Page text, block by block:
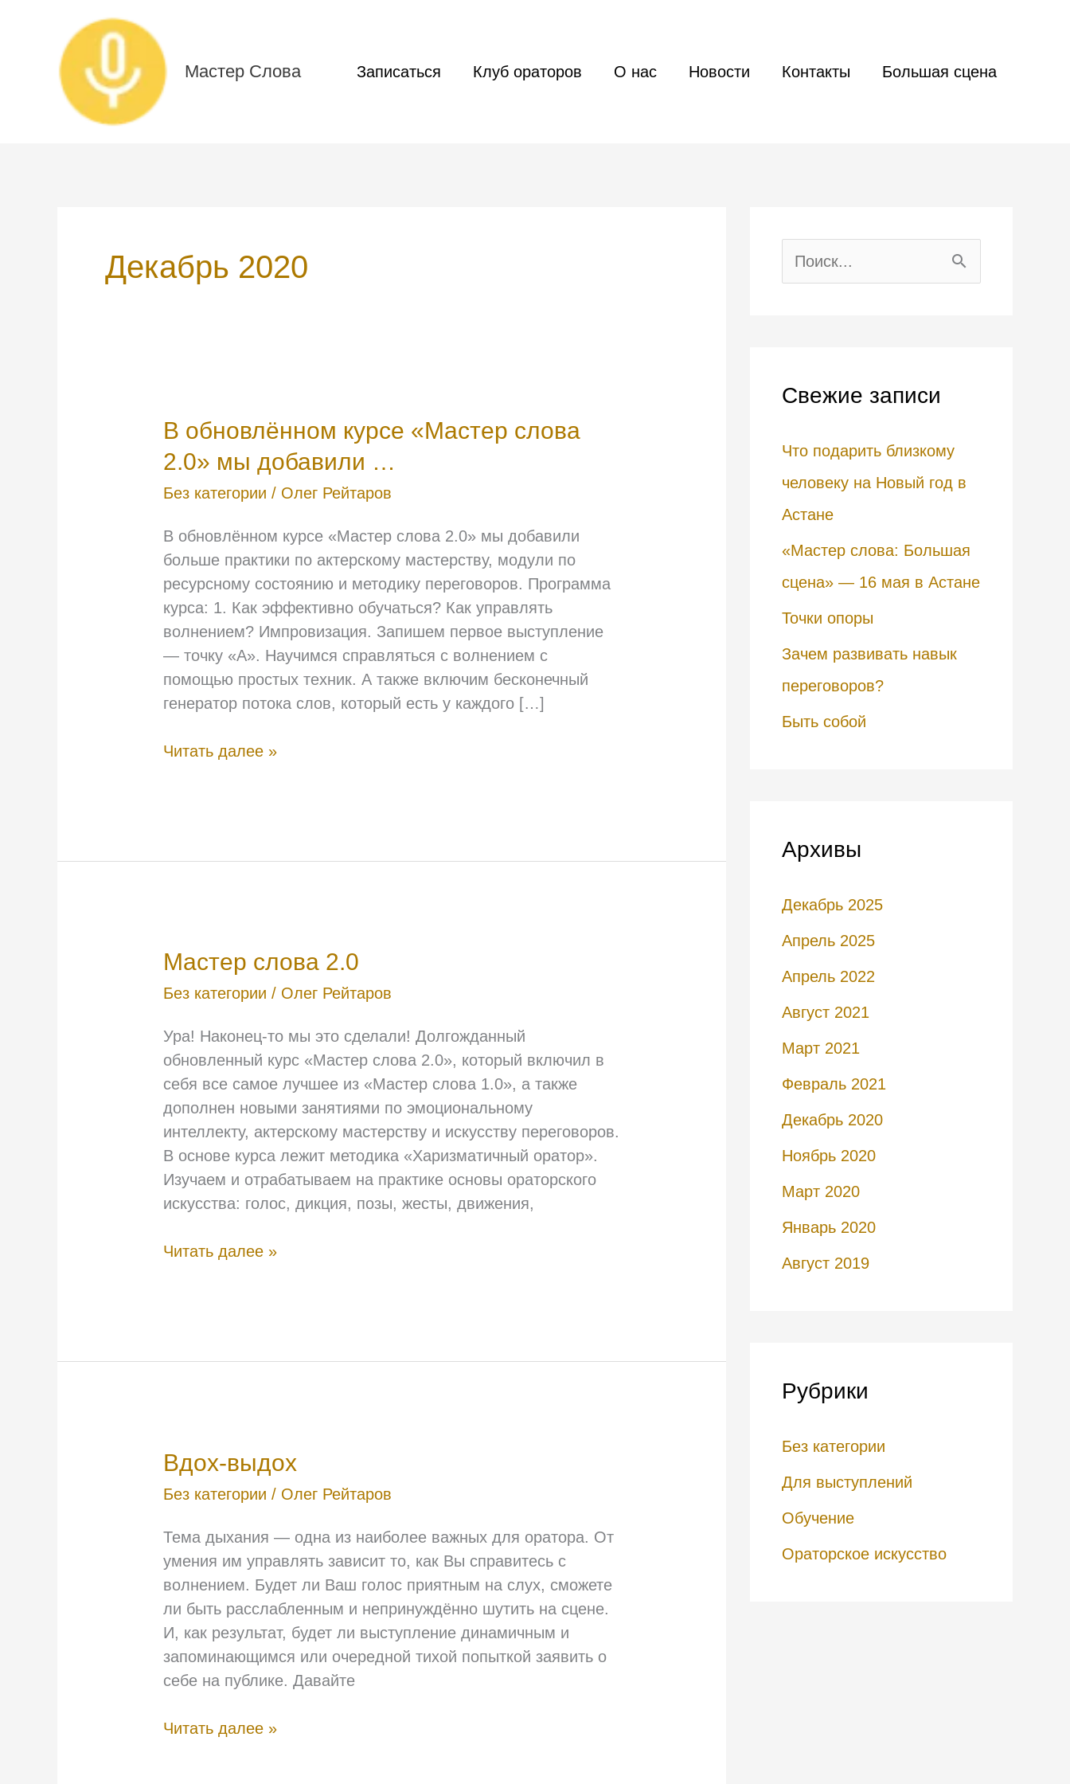
содержимому
Мастер Слова Записаться Клуб ораторов О нас Новости Контакты Большая сцена
Декабрь 2020
В обновлённом курсе «Мастер слова
2.0» мы добавили …
Без категории / Олег Рейтаров
В обновлённом курсе «Мастер слова 2.0» мы добавили
больше практики по актерскому мастерству, модули по
ресурсному состоянию и методику переговоров. Программа
курса: 1. Как эффективно обучаться? Как управлять
волнением? Импровизация. Запишем первое выступление
— точку «А». Научимся справляться с волнением с
помощью простых техник. А также включим бесконечный
генератор потока слов, который есть у каждого […]
В
обновлённом
курсе
«Мастер
2.0»
мы
добавили
…
Читать далее »
Мастер слова 2.0
Без категории / Олег Рейтаров
Ура! Наконец-то мы это сделали! Долгожданный
обновленный курс «Мастер слова 2.0», который включил в
себя все самое лучшее из «Мастер слова 1.0», а также
дополнен новыми занятиями по эмоциональному
интеллекту, актерскому мастерству и искусству переговоров.
В основе курса лежит методика «Харизматичный оратор».
Изучаем и отрабатываем на практике основы ораторского
искусства: голос, дикция, позы, жесты, движения,
Мастер
Читать далее »
Вдох-выдох
Без категории / Олег Рейтаров
Тема дыхания — одна из наиболее важных для оратора. От
умения им управлять зависит то, как Вы справитесь с
волнением. Будет ли Ваш голос приятным на слух, сможете
ли быть расслабленным и непринуждённо шутить на сцене.
И, как результат, будет ли выступление динамичным и
запоминающимся или очередной тихой попыткой заявить о
себе на публике. Давайте
Вдох-
Читать далее »
к
Свежие записи
Что подарить близкому
человеку на Новый год в
Астане
«Мастер слова: Большая
сцена» — 16 мая в Астане
Точки опоры
Зачем развивать навык
переговоров?
Быть собой
Архивы
Декабрь 2025
Апрель 2025
Апрель 2022
Август 2021
Март 2021
Февраль 2021
Декабрь 2020
Ноябрь 2020
Март 2020
Январь 2020
Август 2019
Рубрики
Без категории
Для выступлений
Обучение
Ораторское искусство